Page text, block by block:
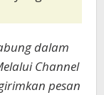
dalam
Channel
pesan